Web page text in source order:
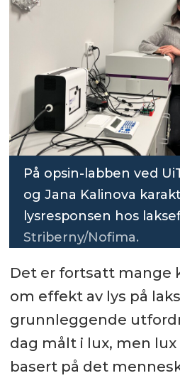
På opsin-labben ved
og Jana Kalinova
lysresponsen hos
Striberny/Nofima.
Det er fortsatt mange
om effekt av lys på
grunnleggende
dag målt i lux, men
basert på det